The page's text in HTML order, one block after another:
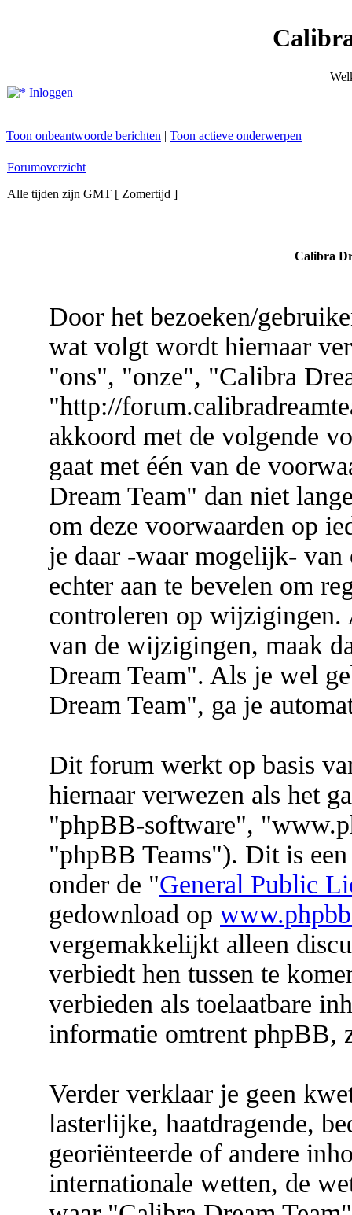
Inloggen
Toon onbeantwoorde berichten | Toon actieve onderwerpen
Forumoverzicht
Alle tijden zijn GMT [ Zomertijd ]
Calibra
Door het bezoeken/
wat volgt wordt hiernaar
"ons", "onze", "Calibra
"http://
akkoord met de volgende
gaat met één van de
Dream Team" dan niet
om deze voorwaarden op
je daar -waar mogelijk-
echter aan te bevelen om
controleren op wijzigingen.
van de wijzigingen, maak
Dream Team". Als je wel
Dream Team", ga je
Dit forum werkt op basis
hiernaar verwezen als het
"phpBB-software",
"phpBB Teams"). Dit is
onder de "General Public
gedownload op
vergemakkelijkt alleen
verbiedt hen tussen te
verbieden als toelaatbare
informatie omtrent phpBB,
Verder verklaar je geen
lasterlijke, haatdragende,
georiënteerde of andere
internationale wetten, de